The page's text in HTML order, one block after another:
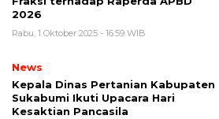
2026
Rabu, 1 Oktober 2025 - 16:59 WIB
News
Kepala Dinas Pertanian Kabupaten
Sukabumi Ikuti Upacara Hari
Kesaktian Pancasila